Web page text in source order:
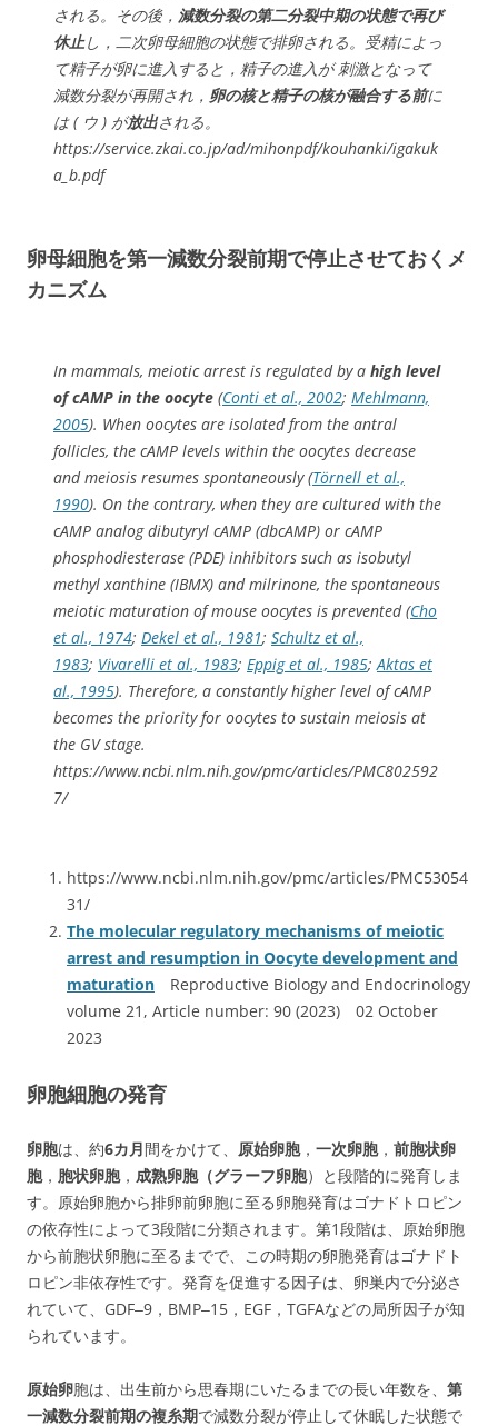
される。その後， 減数分裂の第二分裂中期の状態で再び
休止し，二次卵母細胞の状態で排卵される。受精によっ
て精子が卵に進入すると，精子の進入が 刺激となって
減数分裂が再開され， 卵の核と精子の核が融合する前に
は ( ウ ) が放出される。
https://service.zkai.co.jp/ad/mihonpdf/kouhanki/igakuk
a_b.pdf
卵母細胞を第一減数分裂前期で停止させておくメ
カニズム
In mammals, meiotic arrest is regulated by a high level
of cAMP in the oocyte (Conti et al., 2002; Mehlmann,
2005). When oocytes are isolated from the antral
follicles, the cAMP levels within the oocytes decrease
and meiosis resumes spontaneously (Törnell et al.,
1990). On the contrary, when they are cultured with the
cAMP analog dibutyryl cAMP (dbcAMP) or cAMP
phosphodiesterase (PDE) inhibitors such as isobutyl
methyl xanthine (IBMX) and milrinone, the spontaneous
meiotic maturation of mouse oocytes is prevented (Cho
et al., 1974; Dekel et al., 1981; Schultz et al.,
1983; Vivarelli et al., 1983; Eppig et al., 1985;Aktas et
al., 1995). Therefore, a constantly higher level of cAMP
becomes the priority for oocytes to sustain meiosis at
the GV stage.
https://www.ncbi.nlm.nih.gov/pmc/articles/PMC802592
7/
https://www.ncbi.nlm.nih.gov/pmc/articles/PMC53054
31/
The molecular regulatory mechanisms of meiotic
arrest and resumption in Oocyte development and
maturation Reproductive Biology and Endocrinology
volume 21, Article number: 90 (2023) 02 October
2023
卵胞細胞の発育
卵胞は、約6カ月間をかけて、 原始卵胞， 一次卵胞， 前胞状卵
胞， 胞状卵胞， 成熟卵胞（グラーフ卵胞） と段階的に発育しま
す。原始卵胞から排卵前卵胞に至る卵胞発育はゴナ ド ト ロ ピン
の依存性によ って3段階に分類されます。第1段階は、 原始卵胞
から前胞状卵胞に至る ま でで、この時期の卵胞発育はゴナ ド ト
ロ ピン非依存性です。発育を促進する因子は、卵巣内で分泌さ
れていて、GDF‒9 ， BMP‒1 5 ， EGF ， TGFAなどの局所因子が知
られています。
原始卵胞は、出生前から思春期にいたるまでの長い年数を、 第
一減数分裂前期の複糸期で減数分裂が停止 して休眠した状態で